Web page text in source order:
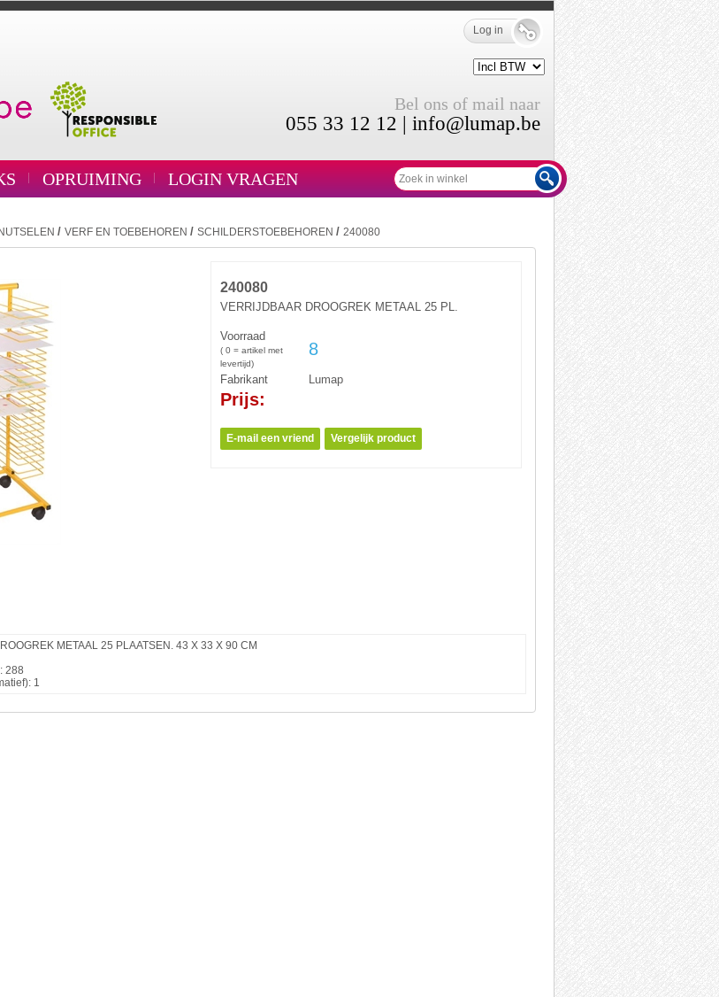
Log in
Bel ons of mail naar
055 33 12 12 | info@lumap.be
OPRUIMING LOGIN VRAGEN
/ VERF EN TOEBEHOREN / SCHILDERSTOEBEHOREN / 240080
240080
VERRIJDBAAR DROOGREK METAAL 25 PL.
Voorraad
( 0 = artikel met
levertijd)
8
Fabrikant Lumap
Prijs:
METAAL 25 PLAATSEN. 43 X 33 X 90 CM
288
1